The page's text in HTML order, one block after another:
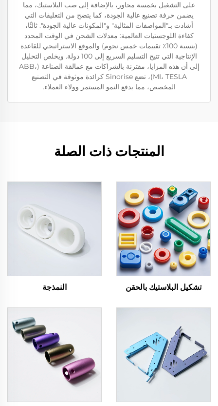
على التشغيل بخمسة محاور، بالإضافة إلى صب البلاستيك، مما
يضمن حرفة تصنيع عالية الجودة، كما يتضح من التعليقات التي
أشادت بـ"المواصفات المثالية" و"المكونات عالية الجودة". ثالثًا،
كفاءة اللوجستيات العالمية: معدلات الشحن في الوقت المحدد
(بنسبة 100٪ تقييمات خمس نجوم) والموقع الاستراتيجي للقاعدة
الإنتاجية التي تتيح التسليم السريع إلى 100 دولة. ويخلص التحليل
إلى أن هذه المزايا، مقترنة بالشراكات مع عمالقة الصناعة (ABB،
MI، TESLA)، تضع Sinorise كرائدة موثوقة في التصنيع
المخصص، مما يدفع النمو المستمر وولاء العملاء.
المنتجات ذات الصلة
تشكيل البلاستيك بالحقن النمذجة